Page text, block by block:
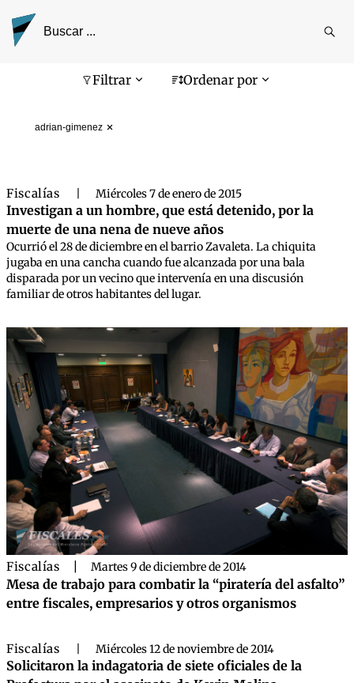
Filtrar Ordenar por
adrian-gimenez
Pantalla de búsqueda
Fiscalías Miércoles 7 de enero de 2015
Investigan a un hombre, que está detenido, por la
muerte de una nena de nueve años
Ocurrió el 28 de diciembre en el barrio Zavaleta. La chiquita
jugaba en una cancha cuando fue alcanzada por una bala
disparada por un vecino que intervenía en una discusión
familiar de otros habitantes del lugar.
Fiscalías Martes 9 de diciembre de 2014
Mesa de trabajo para combatir la “piratería del asfalto”
entre fiscales, empresarios y otros organismos
Fiscalías Miércoles 12 de noviembre de 2014
Solicitaron la indagatoria de siete oficiales de la